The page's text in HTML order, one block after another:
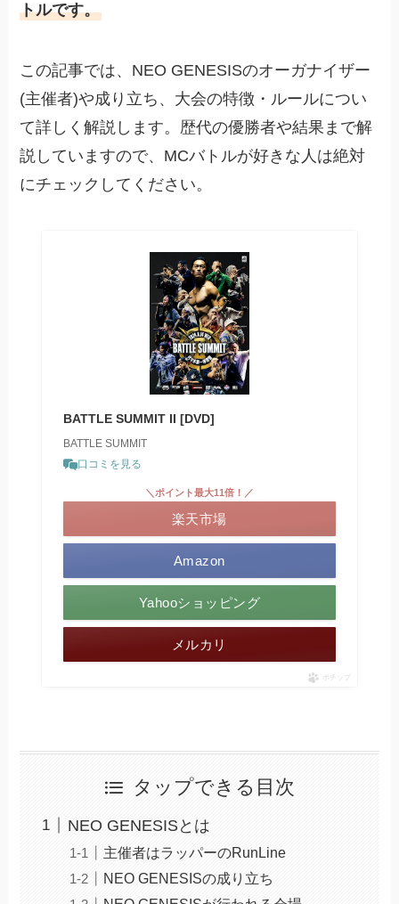
トルです。
この記事では、NEO GENESISのオーガナイザー
(主催者)や成り立ち、大会の特徴・ルールについ
て詳しく解説します。歴代の優勝者や結果まで解
説していますので、MCバトルが好きな人は絶対
にチェックしてください。
BATTLE SUMMIT II [DVD]
BATTLE SUMMIT
口コミを見る
Amazon
＼ポイント最大11倍！／
楽天市場
Yahooショッピング
メルカリ
ポチップ
タップできる目次
NEO GENESISとは
主催者はラッパーのRunLine
NEO GENESISの成り立ち